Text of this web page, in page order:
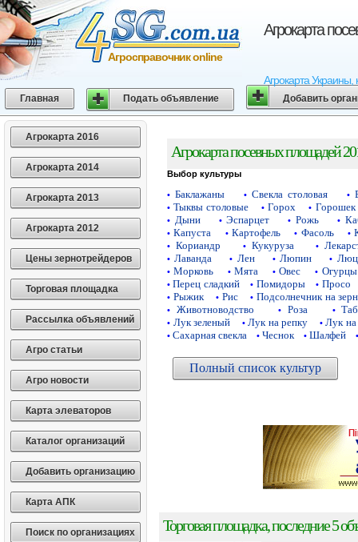
Агрокарта
Агрокарта
Агросправочник online
Главная Подать объявление Добавить
Агрокарта 2016
Агрокарта 2014
Агрокарта 2013
Агрокарта 2012
Цены зернотрейдеров
Торговая площадка
Рассылка объявлений
Агро статьи
Агро новости
Карта элеваторов
Каталог организаций
Добавить организацию
Карта АПК
Поиск по организациях
Агрокарта посевных площадей
Выбор культуры
• Баклажаны • Свекла столовая •
• Тыквы столовые • Горох • Горошек
• Дыни • Эспарцет • Рожь •
• Капуста • Картофель • Фасоль •
• Кориандр • Кукуруза •
• Лаванда • Лен • Люпин •
• Морковь • Мята • Овес • Огурцы
• Перец сладкий • Помидоры • Просо
• Рыжик • Рис • Подсолнечник на
• Животноводство • Роза •
• Лук зеленый • Лук на репку • Лук на
• Сахарная свекла • Чеснок • Шалфей •
Полный список культур
Торговая площадка, последние 5